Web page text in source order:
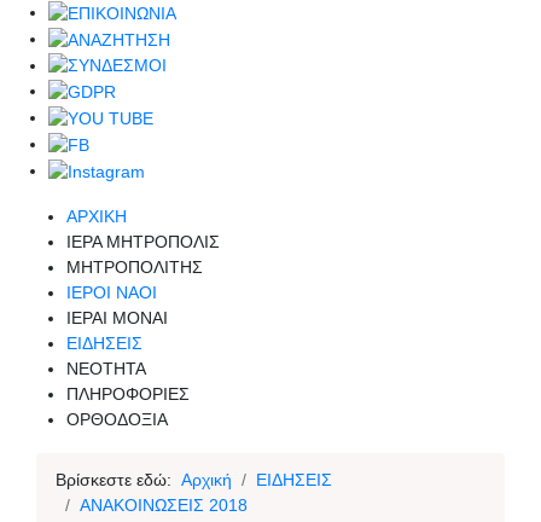
ΑΡΧΙΚΗ
ΙΕΡΑ ΜΗΤΡΟΠΟΛΙΣ
ΜΗΤΡΟΠΟΛΙΤΗΣ
ΙΕΡΟΙ ΝΑΟΙ
ΙΕΡΑΙ ΜΟΝΑΙ
ΕΙΔΗΣΕΙΣ
ΝΕΟΤΗΤΑ
ΠΛΗΡΟΦΟΡΙΕΣ
ΟΡΘΟΔΟΞΙΑ
Βρίσκεστε εδώ: Αρχική
ΕΙΔΗΣΕΙΣ
ΑΝΑΚΟΙΝΩΣΕΙΣ 2018